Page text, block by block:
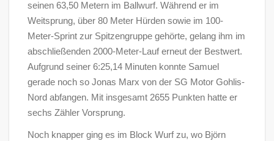
seinen 63,50 Metern im Ballwurf. Während er im
Weitsprung, über 80 Meter Hürden sowie im 100-
Meter-Sprint zur Spitzengruppe gehörte, gelang ihm im
abschließenden 2000-Meter-Lauf erneut der Bestwert.
Aufgrund seiner 6:25,14 Minuten konnte Samuel
gerade noch so Jonas Marx von der SG Motor Gohlis-
Nord abfangen. Mit insgesamt 2655 Punkten hatte er
sechs Zähler Vorsprung.
Noch knapper ging es im Block Wurf zu, wo Björn